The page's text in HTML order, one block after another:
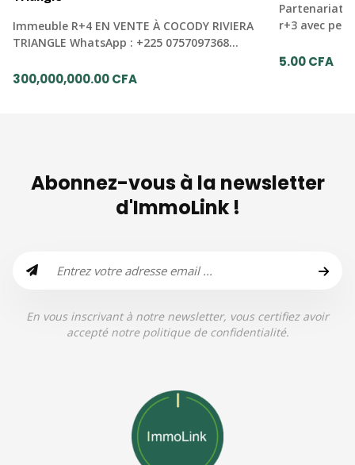
Immeuble R+4 EN VENTE À COCODY RIVIERA
TRIANGLE WhatsApp : +225 0757097368…
300,000,000.00 CFA
Partenariat
r+3 avec
5.00 CFA
Abonnez-vous à la newsletter
d'ImmoLink !
En vous inscrivant à notre newsletter, vous certifiez avoir
accepté notre politique de confidentialité.